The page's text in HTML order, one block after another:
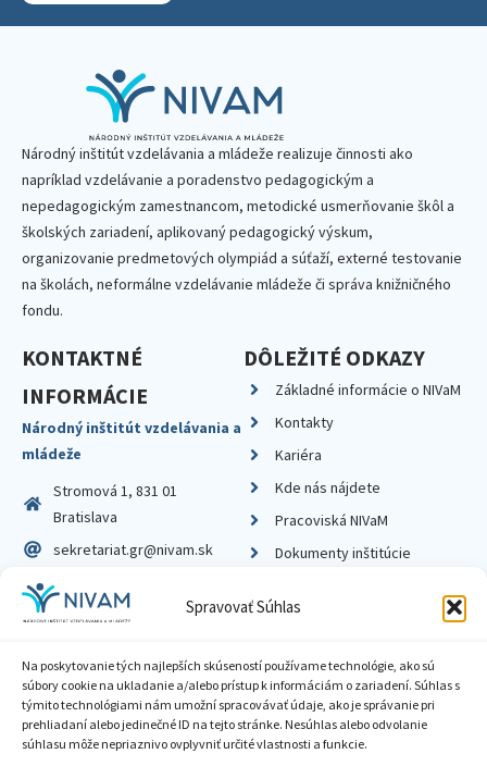
Spravovať Súhlas
Na poskytovanie tých najlepších skúseností používame technológie, ako sú
súbory cookie na ukladanie a/alebo prístup k informáciám o zariadení. Súhlas s
týmito technológiami nám umožní spracovávať údaje, ako je správanie pri
prehliadaní alebo jedinečné ID na tejto stránke. Nesúhlas alebo odvolanie
súhlasu môže nepriaznivo ovplyvniť určité vlastnosti a funkcie.
Národný inštitút vzdelávania a mládeže realizuje činnosti ako
napríklad vzdelávanie a poradenstvo pedagogickým a
nepedagogickým zamestnancom, metodické usmerňovanie škôl a
školských zariadení, aplikovaný pedagogický výskum,
organizovanie predmetových olympiád a súťaží, externé testovanie
na školách, neformálne vzdelávanie mládeže či správa knižničného
fondu.
KONTAKTNÉ
INFORMÁCIE
Národný inštitút vzdelávania a
mládeže
Stromová 1, 831 01
Bratislava
sekretariat.gr@nivam.sk
IČO: 00164348
DIČ: 2020798714
DÔLEŽITÉ ODKAZY
Základné informácie o NIVaM
Kontakty
Kariéra
Kde nás nájdete
Pracoviská NIVaM
Dokumenty inštitúcie
Zásady ochrany súkromia